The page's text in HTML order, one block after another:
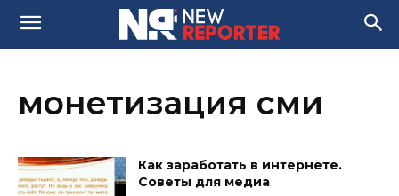
монетизация сми
Как заработать в интернете.
Советы для медиа